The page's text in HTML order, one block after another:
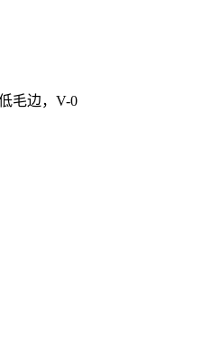
毛边，V-0